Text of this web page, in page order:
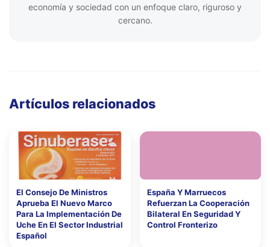
economía y sociedad con un enfoque claro, riguroso y
cercano.
Artículos relacionados
El Consejo De Ministros
Aprueba El Nuevo Marco
Para La Implementación De
Uche En El Sector Industrial
Español
España Y Marruecos
Refuerzan La Cooperación
Bilateral En Seguridad Y
Control Fronterizo